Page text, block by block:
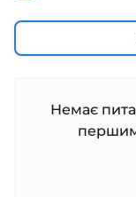
Немає
першим